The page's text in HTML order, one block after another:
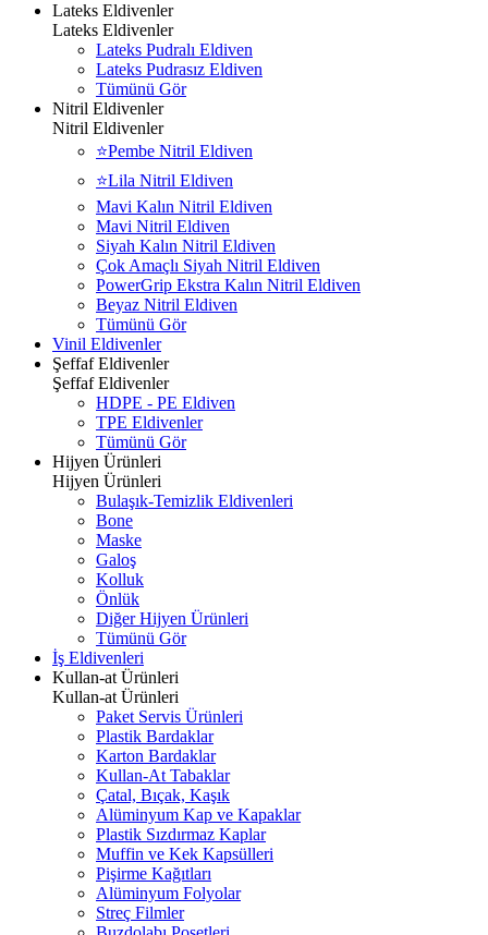
Lateks Eldivenler
Lateks Eldivenler
Lateks Pudralı Eldiven
Lateks Pudrasız Eldiven
Tümünü Gör
Nitril Eldivenler
Nitril Eldivenler
⭐Pembe Nitril Eldiven
⭐Lila Nitril Eldiven
Mavi Kalın Nitril Eldiven
Mavi Nitril Eldiven
Siyah Kalın Nitril Eldiven
Çok Amaçlı Siyah Nitril Eldiven
PowerGrip Ekstra Kalın Nitril Eldiven
Beyaz Nitril Eldiven
Tümünü Gör
Vinil Eldivenler
Şeffaf Eldivenler
Şeffaf Eldivenler
HDPE - PE Eldiven
TPE Eldivenler
Tümünü Gör
Hijyen Ürünleri
Hijyen Ürünleri
Bulaşık-Temizlik Eldivenleri
Bone
Maske
Galoş
Kolluk
Önlük
Diğer Hijyen Ürünleri
Tümünü Gör
İş Eldivenleri
Kullan-at Ürünleri
Kullan-at Ürünleri
Paket Servis Ürünleri
Plastik Bardaklar
Karton Bardaklar
Kullan-At Tabaklar
Çatal, Bıçak, Kaşık
Alüminyum Kap ve Kapaklar
Plastik Sızdırmaz Kaplar
Muffin ve Kek Kapsülleri
Pişirme Kağıtları
Alüminyum Folyolar
Streç Filmler